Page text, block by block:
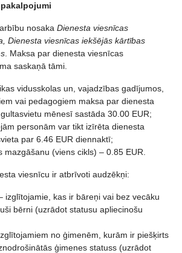
nosaka Dienesta viesnīcas
Dienesta viesnīcas iekšējās kārtības
. Maksa par dienesta viesnīcas
saskaņā tāmi.
vidusskolas un, vajadzības gadījumos,
vai pedagogiem maksa par dienesta
mēnesī sastāda 30.00 EUR;
personām var tikt izīrēta dienesta
par 6.46 EUR diennaktī;
mazgāšanu (viens cikls) – 0.85 EUR.
viesnīcu ir atbrīvoti audzēkņi:
izglītojamie, kas ir bāreņi vai bez vecāku
bērni (uzrādot statusu apliecinošu
no ģimenēm, kurām ir piešķirts
ģimenes statuss (uzrādot